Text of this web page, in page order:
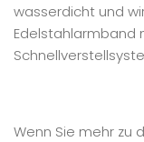
wasserdicht und
Edelstahlarmband
Wenn Sie mehr zu